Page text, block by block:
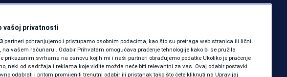
SHOWBIZ
KOLUMNE
PODCAST
bori sa teškom
Hajduka na
podršku
vašoj privatnosti
partneri pohranjujemo i pristupamo osobnim podacima, kao što su pretraga web stranica ili lični
na vašem računaru . Odabir Prihvatam omogućava praćenje tehnologije kako bi se pružila
prikazanim svrhama na osnovu kojih mi i naši partneri obrađujemo podatke Ukoliko je praćenje
neki od sadržaja i reklama koje vidite možda neće biti relevantni za vas. Ovaj odabir postavki
odabrati i pritom promijeniti trenutni odabir ili pristanak tako što ćete kliknuti na Upravljaj